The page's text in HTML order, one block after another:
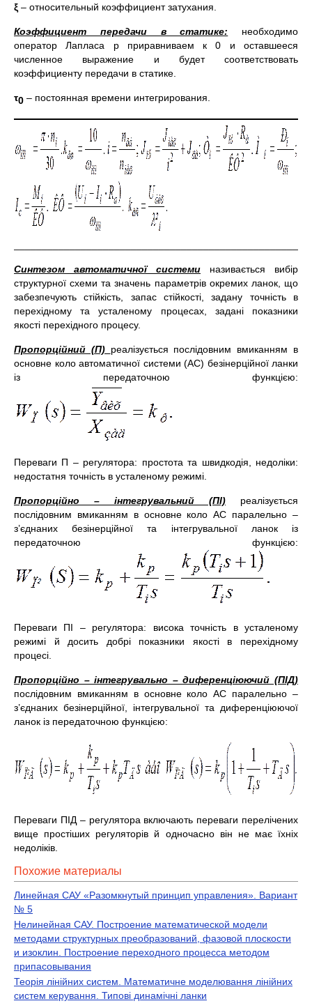
ξ – относительный коэффициент затухания.
Коэффициент передачи в статике: необходимо
оператор Лапласа р приравниваем к 0 и оставшееся
численное выражение и будет соответствовать
коэффициенту передачи в статике.
τ0 – постоянная времени интегрирования.
Синтезом автоматичної системи називається вибір
структурної схеми та значень параметрів окремих ланок, що
забезпечують стійкість, запас стійкості, задану точність в
перехідному та усталеному процесах, задані показники
якості перехідного процесу.
Пропорційний (П) реалізується послідовним вмиканням в
основне коло автоматичної системи (АС) безінерційної ланки
із передаточною функцією:
Переваги П – регулятора: простота та швидкодія, недоліки:
недостатня точність в усталеному режимі.
Пропорційно – інтегрувальний (ПІ) реалізується
послідовним вмиканням в основне коло АС паралельно –
з’єднаних безінерційної та інтегрувальної ланок із
передаточною функцією:
Переваги ПІ – регулятора: висока точність в усталеному
режимі й досить добрі показники якості в перехідному
процесі.
Пропорційно – інтегрувально – диференціюючий (ПІД)
послідовним вмиканням в основне коло АС паралельно –
з’єднаних безінерційної, інтегрувальної та диференціюючої
ланок із передаточною функцією:
Переваги ПІД – регулятора включають переваги перелічених
вище простіших регуляторів й одночасно він не має їхніх
недоліків.
Похожие материалы
Линейная САУ «Разомкнутый принцип управления». Вариант
№ 5
Нелинейная САУ. Построение математической модели
методами структурных преобразований, фазовой плоскости
и изоклин. Построение переходного процесса методом
припасовывания
Теорія лінійних систем. Математичне моделювання лінійних
систем керування. Типові динамічні ланки